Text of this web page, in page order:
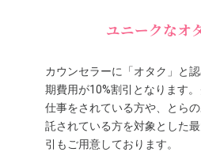
ユニークなオ
カウンセラーに「オタク」と
期費用が10%割引となります
仕事をされている方や、とら
託されている方を対象とした最
引もご用意しております。